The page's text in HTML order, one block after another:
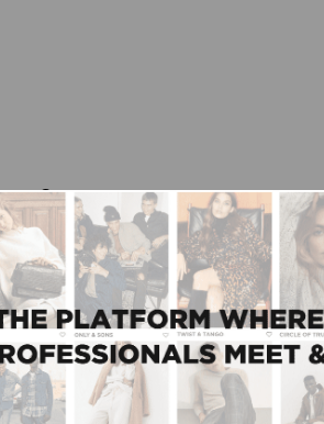
op: trends, nieuwe merken,
we bepaalde items en trends
we die op basis van wat
op itemniveau. Maar we